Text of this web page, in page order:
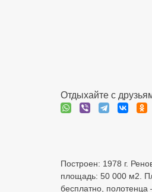
Отдыхайте с
Построен: 1978 г.
площадь: 50 000 м2.
бесплатно,